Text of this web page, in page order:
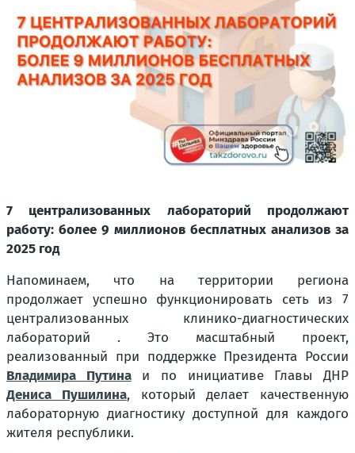
7 централизованных лабораторий продолжают
работу: более 9 миллионов бесплатных анализов за
2025 год
Напоминаем, что на территории региона
продолжает успешно функционировать сеть из 7
централизованных клинико-диагностических
лабораторий . Это масштабный проект,
реализованный при поддержке Президента России
Владимира Путинаи по инициативе Главы ДНР
Дениса Пушилина, который делает качественную
лабораторную диагностику доступной для каждого
жителя республики.